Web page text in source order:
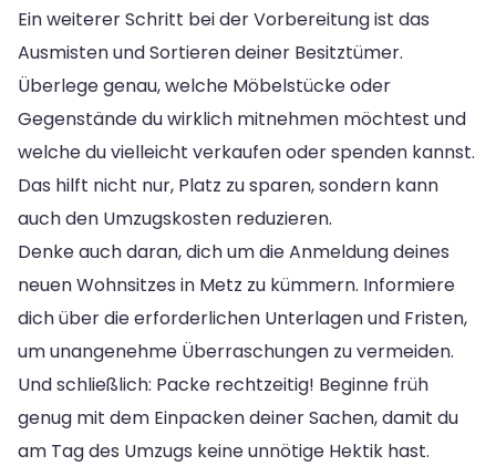
Ein weiterer Schritt bei der Vorbereitung ist das
Ausmisten und Sortieren deiner Besitztümer.
Überlege genau, welche Möbelstücke oder
Gegenstände du wirklich mitnehmen möchtest und
welche du vielleicht verkaufen oder spenden kannst.
Das hilft nicht nur, Platz zu sparen, sondern kann
auch den Umzugskosten reduzieren.
Denke auch daran, dich um die Anmeldung deines
neuen Wohnsitzes in Metz zu kümmern. Informiere
dich über die erforderlichen Unterlagen und Fristen,
um unangenehme Überraschungen zu vermeiden.
Und schließlich: Packe rechtzeitig! Beginne früh
genug mit dem Einpacken deiner Sachen, damit du
am Tag des Umzugs keine unnötige Hektik hast.